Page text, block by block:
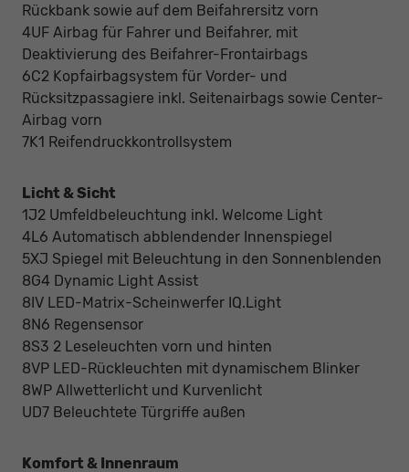
Rückbank sowie auf dem Beifahrersitz vorn
4UF Airbag für Fahrer und Beifahrer, mit
Deaktivierung des Beifahrer-Frontairbags
6C2 Kopfairbagsystem für Vorder- und
Rücksitzpassagiere inkl. Seitenairbags sowie Center-
Airbag vorn
7K1 Reifendruckkontrollsystem
Licht & Sicht
1J2 Umfeldbeleuchtung inkl. Welcome Light
4L6 Automatisch abblendender Innenspiegel
5XJ Spiegel mit Beleuchtung in den Sonnenblenden
8G4 Dynamic Light Assist
8IV LED-Matrix-Scheinwerfer IQ.Light
8N6 Regensensor
8S3 2 Leseleuchten vorn und hinten
8VP LED-Rückleuchten mit dynamischem Blinker
8WP Allwetterlicht und Kurvenlicht
UD7 Beleuchtete Türgriffe außen
Komfort & Innenraum